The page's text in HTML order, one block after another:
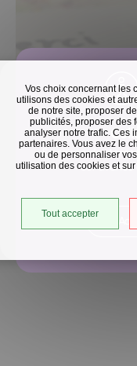
Vos choix concernant les
utilisons des cookies et
de notre site, proposer
publicités, proposer des
analyser notre trafic. Ces
partenaires. Vous avez le
ou de personnaliser
utilisation des cookies et
Tout accepter
En raison des
est avancé
Apprendre le
s'insérer